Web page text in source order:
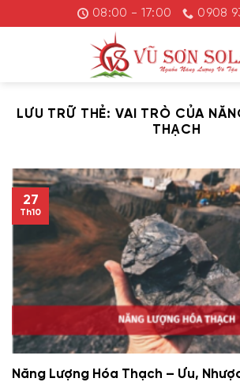
đến
08:00 - 17:00 0908
LƯU TRỮ THẺ: VAI TRÒ CỦA
THẠCH
Năng Lượng Hóa Thạch – Ưu,
27
Th10